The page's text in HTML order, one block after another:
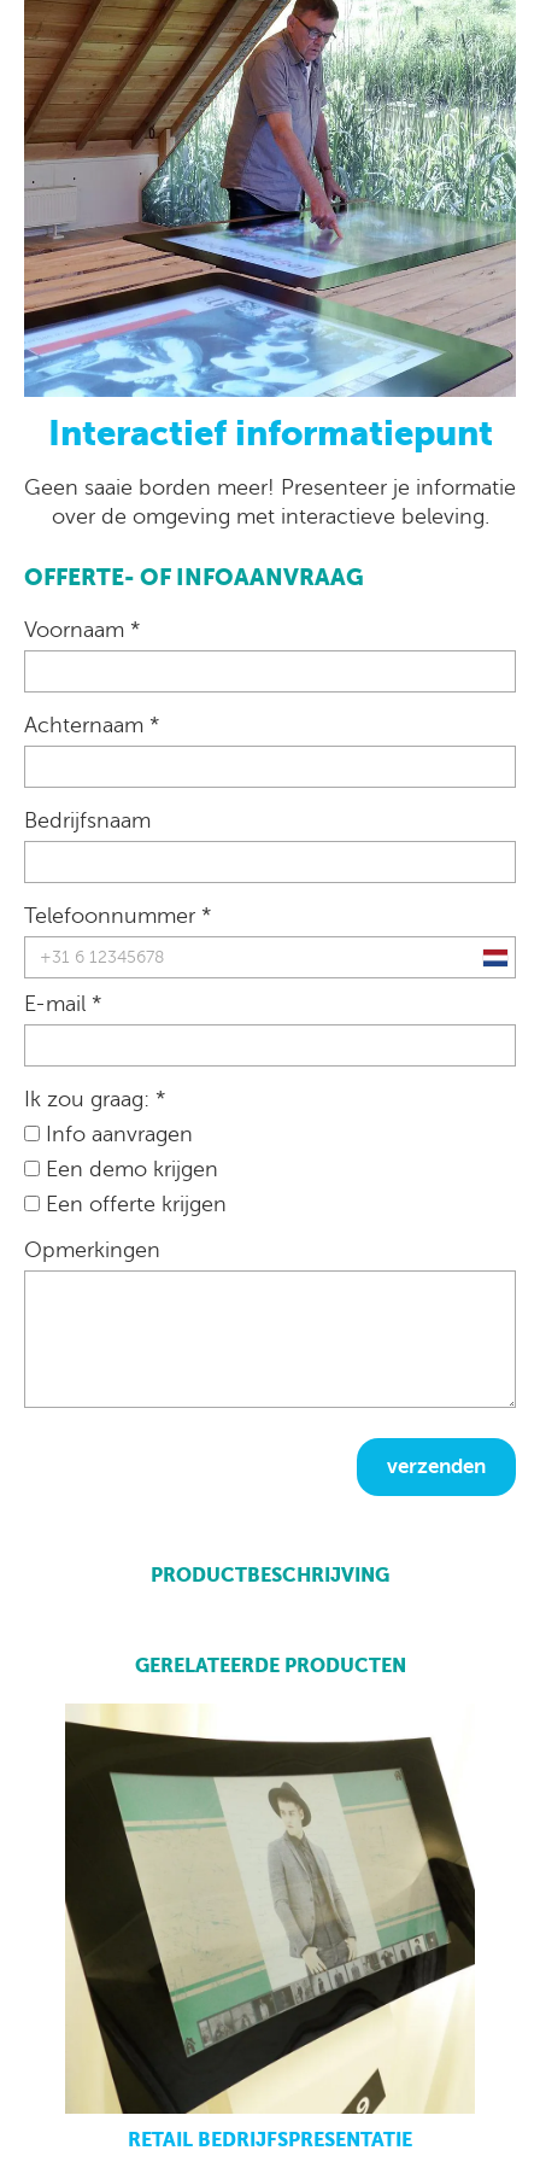
Interactief informatiepunt
Geen saaie borden meer! Presenteer je informatie
over de omgeving met interactieve beleving.
OFFERTE- OF INFOAANVRAAG
Voornaam *
Achternaam *
Bedrijfsnaam
Telefoonnummer *
E-mail *
Ik zou graag: *
Info aanvragen
Een demo krijgen
Een offerte krijgen
Opmerkingen
verzenden
PRODUCTBESCHRIJVING
GERELATEERDE PRODUCTEN
RETAIL BEDRIJFSPRESENTATIE